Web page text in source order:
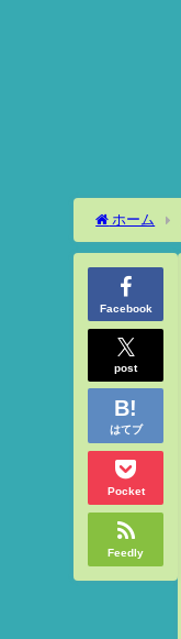
ホーム
Facebook
post
はてブ
Pocket
Feedly